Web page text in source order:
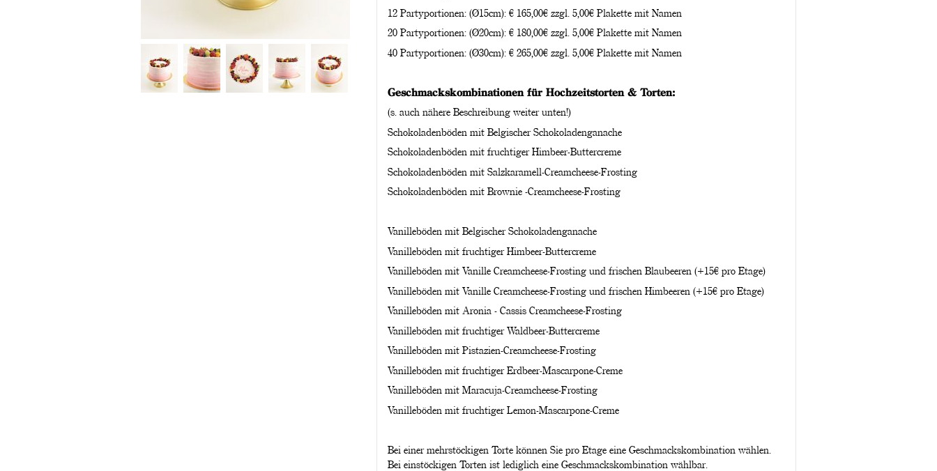
12 Partyportionen: (Ø15cm): € 165,00€ zzgl. 5,00€ Plakette mit Namen
20 Partyportionen: (Ø20cm): € 180,00€ zzgl. 5,00€ Plakette mit Namen
40 Partyportionen: (Ø30cm): € 265,00€ zzgl. 5,00€ Plakette mit Namen
Geschmackskombinationen für Hochzeitstorten & Torten:
(s. auch nähere Beschreibung weiter unten!)
Schokoladenböden mit Belgischer Schokoladenganache
Schokoladenböden mit fruchtiger Himbeer-Buttercreme
Schokoladenböden mit Salzkaramell-Creamcheese-Frosting
Schokoladenböden mit Brownie -Creamcheese-Frosting
Vanilleböden mit Belgischer Schokoladenganache
Vanilleböden mit fruchtiger Himbeer-Buttercreme
Vanilleböden mit Vanille Creamcheese-Frosting und frischen Blaubeeren (+15€ pro Etage)
Vanilleböden mit Vanille Creamcheese-Frosting und frischen Himbeeren (+15€ pro Etage)
Vanilleböden mit Aronia - Cassis Creamcheese-Frosting
Vanilleböden mit fruchtiger Waldbeer-Buttercreme
Vanilleböden mit Pistazien-Creamcheese-Frosting
Vanilleböden mit fruchtiger Erdbeer-Mascarpone-Creme
Vanilleböden mit Maracuja-Creamcheese-Frosting
Vanilleböden mit fruchtiger Lemon-Mascarpone-Creme
Bei einer mehrstöckigen Torte können Sie pro Etage eine Geschmackskombination wählen.
Bei einstöckigen Torten ist lediglich eine Geschmackskombination wählbar.